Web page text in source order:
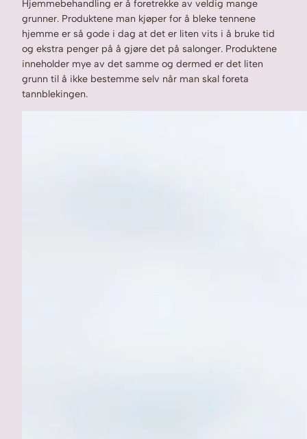
Hjemmebehandling er å foretrekke av veldig mange
grunner. Produktene man kjøper for å bleke tennene
hjemme er så gode i dag at det er liten vits i å bruke tid
og ekstra penger på å gjøre det på salonger. Produktene
inneholder mye av det samme og dermed er det liten
grunn til å ikke bestemme selv når man skal foreta
tannblekingen.